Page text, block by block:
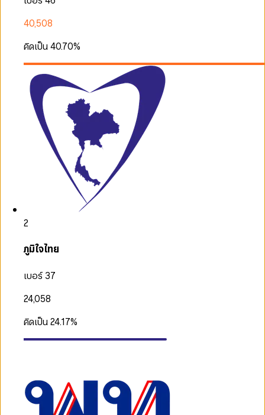
40,508
คิดเป็น40.70%
2
ภูมิใจไทย
เบอร์ 37
24,058
คิดเป็น24.17%